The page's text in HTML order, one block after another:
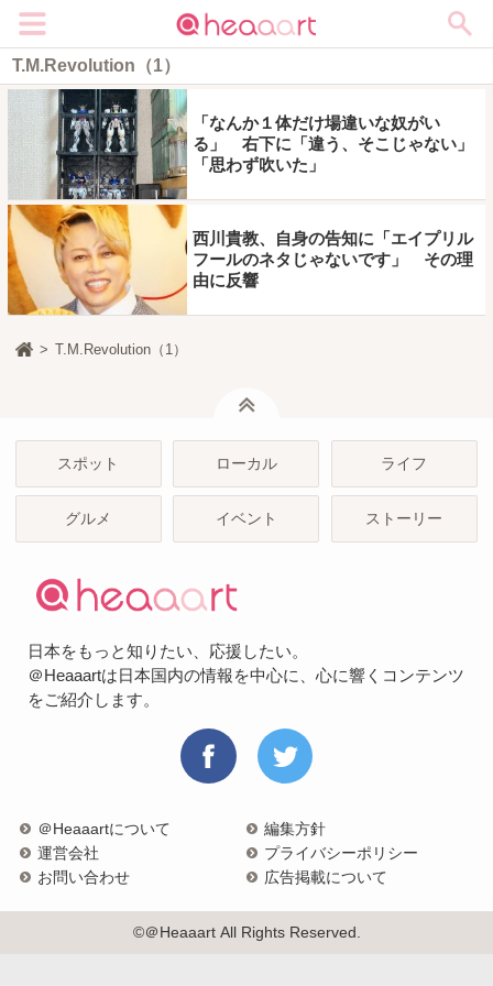
T.M.Revolution（1）
「なんか１体だけ場違いな奴がい
る」 右下に「違う、そこじゃない」
「思わず吹いた」
西川貴教、自身の告知に「エイプリル
フールのネタじゃないです」 その理
由に反響
T.M.Revolution（1）
スポット ローカル ライフ
グルメ イベント ストーリー
日本をもっと知りたい、応援したい。
＠Heaaartは日本国内の情報を中心に、心に響くコンテンツ
をご紹介します。
＠Heaaartについて
編集方針
運営会社
プライバシーポリシー
お問い合わせ
広告掲載について
©＠Heaaart All Rights Reserved.